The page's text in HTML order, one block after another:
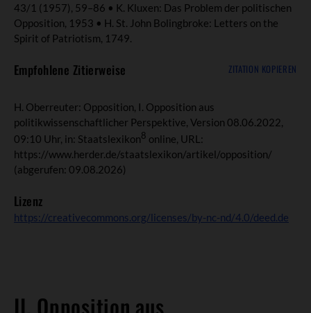
43/1 (1957), 59–86 • K. Kluxen: Das Problem der politischen
Opposition, 1953 • H. St. John Bolingbroke: Letters on the
Spirit of Patriotism, 1749.
Empfohlene Zitierweise ZITATION KOPIEREN
H. Oberreuter: Opposition, I. Opposition aus
politikwissenschaftlicher Perspektive, Version 08.06.2022,
09:10 Uhr, in: Staatslexikon8 online, URL:
https://www.herder.de/staatslexikon/artikel/opposition/
(abgerufen: 09.08.2026)
Lizenz
https://creativecommons.org/licenses/by-nc-nd/4.0/deed.de
II. Opposition aus